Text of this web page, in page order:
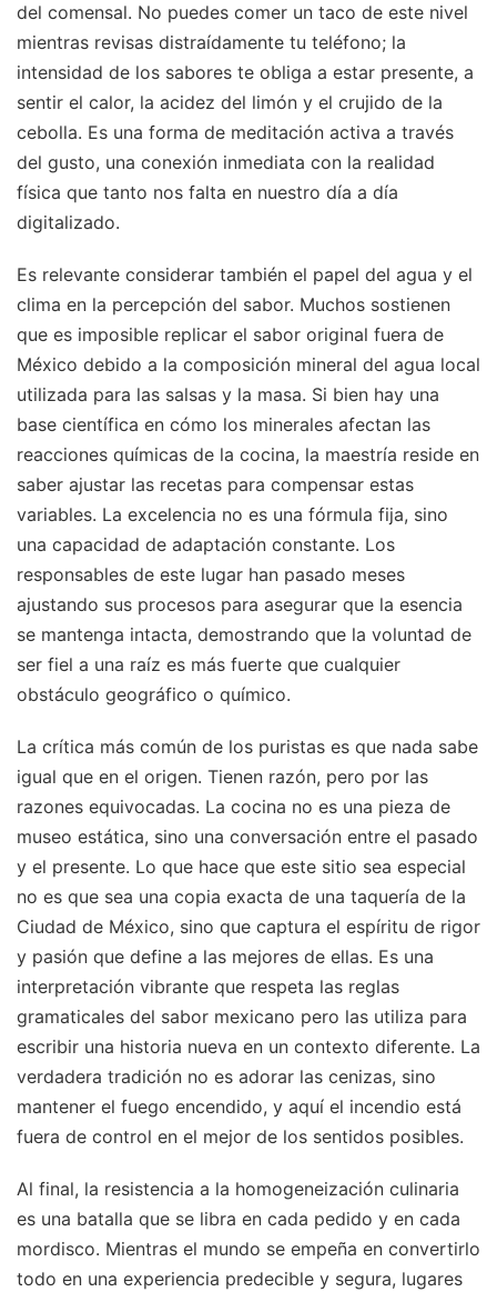
del comensal. No puedes comer un taco de este nivel
mientras revisas distraídamente tu teléfono; la
intensidad de los sabores te obliga a estar presente, a
sentir el calor, la acidez del limón y el crujido de la
cebolla. Es una forma de meditación activa a través
del gusto, una conexión inmediata con la realidad
física que tanto nos falta en nuestro día a día
digitalizado.
Es relevante considerar también el papel del agua y el
clima en la percepción del sabor. Muchos sostienen
que es imposible replicar el sabor original fuera de
México debido a la composición mineral del agua local
utilizada para las salsas y la masa. Si bien hay una
base científica en cómo los minerales afectan las
reacciones químicas de la cocina, la maestría reside en
saber ajustar las recetas para compensar estas
variables. La excelencia no es una fórmula fija, sino
una capacidad de adaptación constante. Los
responsables de este lugar han pasado meses
ajustando sus procesos para asegurar que la esencia
se mantenga intacta, demostrando que la voluntad de
ser fiel a una raíz es más fuerte que cualquier
obstáculo geográfico o químico.
La crítica más común de los puristas es que nada sabe
igual que en el origen. Tienen razón, pero por las
razones equivocadas. La cocina no es una pieza de
museo estática, sino una conversación entre el pasado
y el presente. Lo que hace que este sitio sea especial
no es que sea una copia exacta de una taquería de la
Ciudad de México, sino que captura el espíritu de rigor
y pasión que define a las mejores de ellas. Es una
interpretación vibrante que respeta las reglas
gramaticales del sabor mexicano pero las utiliza para
escribir una historia nueva en un contexto diferente. La
verdadera tradición no es adorar las cenizas, sino
mantener el fuego encendido, y aquí el incendio está
fuera de control en el mejor de los sentidos posibles.
Al final, la resistencia a la homogeneización culinaria
es una batalla que se libra en cada pedido y en cada
mordisco. Mientras el mundo se empeña en convertirlo
todo en una experiencia predecible y segura, lugares